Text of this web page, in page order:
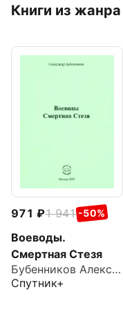
Книги из жанра
971 1 941 -50%
Воеводы.
Смертная Стезя
Бубенников Александр Николаевич
Спутник+